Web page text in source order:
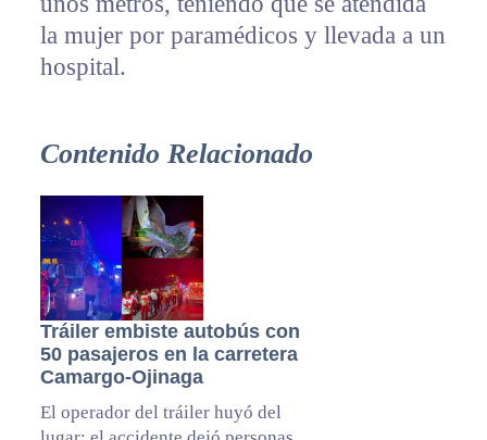
la mujer por paramédicos y llevada a un
hospital.
Contenido Relacionado
Tráiler embiste autobús con
50 pasajeros en la carretera
Camargo-Ojinaga
El operador del tráiler huyó del